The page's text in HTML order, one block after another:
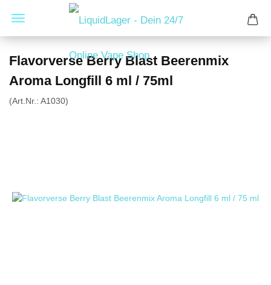
Flavorverse Berry Blast Beerenmix
Aroma Longfill 6 ml / 75ml
(Art.Nr.: A1030)